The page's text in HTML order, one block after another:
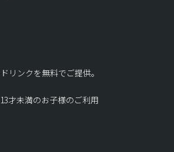
リンクを無料でご提供。
才未満のお子様のご利用